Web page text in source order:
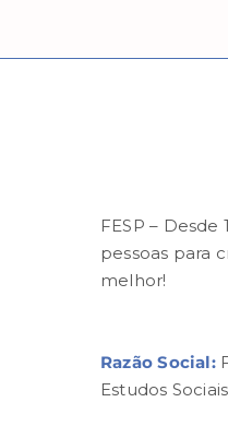
FESP –
pessoas para
melhor!
Razão Social:
Estudos